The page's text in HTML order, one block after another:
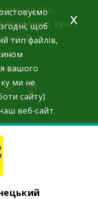
обл.,
вул.
2
01
05
щоб
тип файлів,
вашого
ми не
сайту)
веб-сайт
x